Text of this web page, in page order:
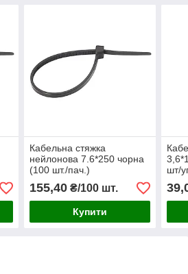
Кабельна стяжка
нейлонова 7.6*250 чорна
(100 шт./пач.)
155,40₴/100 шт.
Купити
шт/